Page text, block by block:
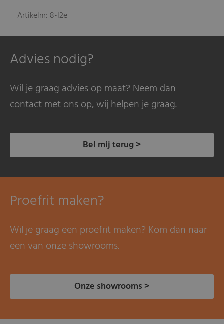
Artikelnr: 8-I2e
Advies nodig?
Wil je graag advies op maat? Neem dan
contact met ons op, wij helpen je graag.
Bel mij terug >
Proefrit maken?
Wil je graag een proefrit maken? Kom dan naar
een van onze showrooms.
Onze showrooms >